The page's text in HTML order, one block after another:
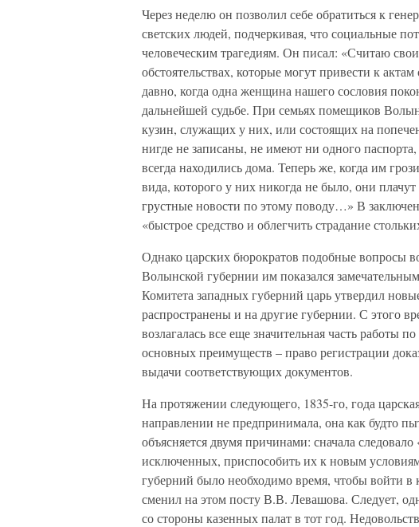
Через неделю он позволил себе обратиться к
светских людей, подчеркивая, что социальные
человеческим трагедиям. Он писал: «Считаю
обстоятельствах, которые могут привести к
давно, когда одна женщина нашего сословия
дальнейшей судьбе. При семьях помещиков
кузин, служащих у них, или состоящих на
нигде не записаны, не имеют ни одного
всегда находились дома. Теперь же, когда им
вида, которого у них никогда не было, они
грустные новости по этому поводу…» В
«быстрое средство и облегчить страдание
Однако царских бюрократов подобные вопросы
Волынской губернии им показался
Комитета западных губерний царь утвердил
распространены и на другие губернии. С этого
возлагалась все еще значительная часть работы
основных преимуществ – право регистрации
выдачи соответствующих документов.
На протяжении следующего, 1835-го, года
направлении не предпринимала, она как будто
объясняется двумя причинами: сначала
исключенных, приспособить их к новым
губерний было необходимо время, чтобы войти в
сменил на этом посту В.В. Левашова. Следует,
со стороны казенных палат в тот год.